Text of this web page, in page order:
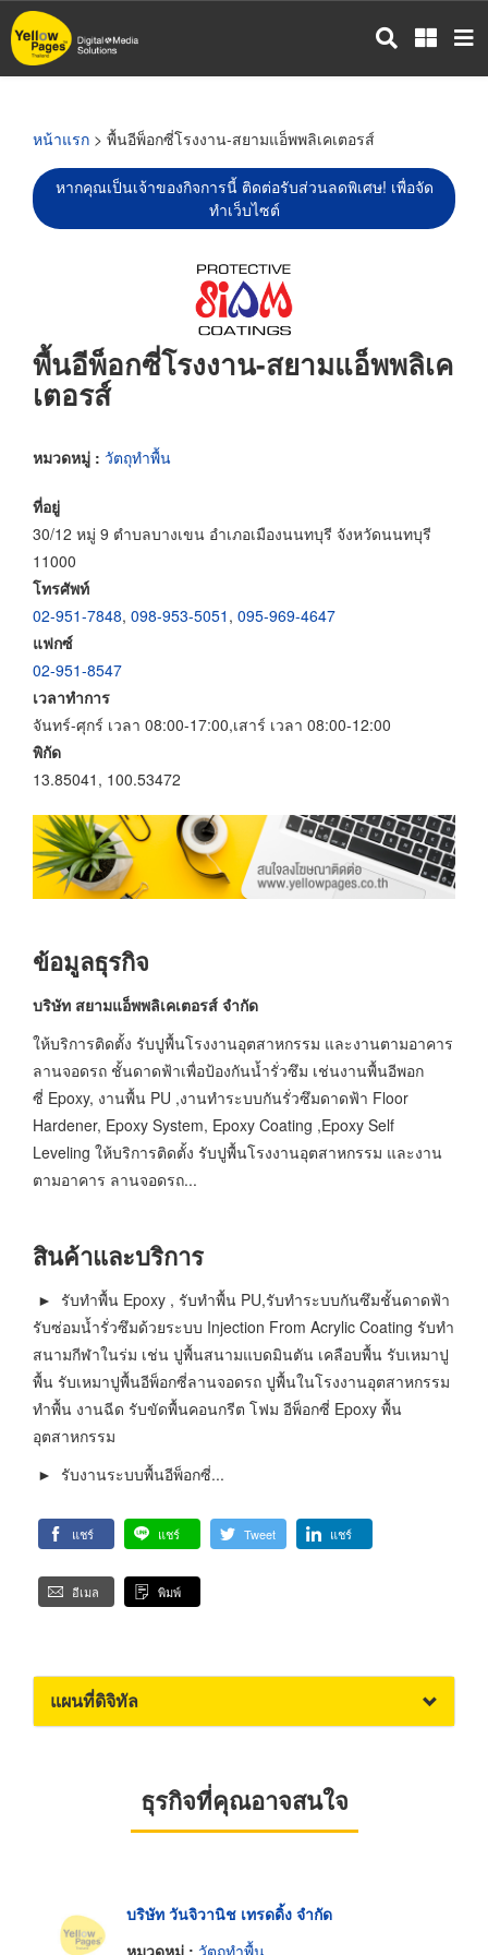
ข้าม
ไป
หน้าแรก > พื้นอีพ็อกซี่โรงงาน-สยามแอ็พพลิเคเตอรส์
หากคุณเป็นเจ้าของกิจการนี้ ติดต่อรับส่วนลดพิเศษ! เพื่อจัด
ทำเว็บไซต์
พื้นอีพ็อกซี่โรงงาน-สยามแอ็พพลิเค
เตอรส์
หมวดหมู่ : วัตถุทำพื้น
ที่อยู่
30/12 หมู่ 9 ตำบลบางเขน อำเภอเมืองนนทบุรี จังหวัดนนทบุรี
11000
โทรศัพท์
02-951-7848, 098-953-5051 , 095-969-4647
แฟกซ์
02-951-8547
เวลาทำการ
จันทร์-ศุกร์ เวลา 08:00-17:00,เสาร์ เวลา 08:00-12:00
พิกัด
13.85041, 100.53472
ข้อมูลธุรกิจ
บริษัท สยามแอ็พพลิเคเตอรส์ จำกัด
ให้บริการติดตั้ง รับปูพื้นโรงงานอุตสาหกรรม และงานตามอาคาร
ลานจอดรถ ชั้นดาดฟ้าเพื่อป้องกันน้ำรั่วซึม เช่นงานพื้นอีพอก
ซี่ Epoxy, งานพื้น PU ,งานทำระบบกันรั่วซึมดาดฟ้า Floor
Hardener, Epoxy System, Epoxy Coating ,Epoxy Self
Leveling ให้บริการติดตั้ง รับปูพื้นโรงงานอุตสาหกรรม และงาน
ตามอาคาร ลานจอดรถ...
สินค้าและบริการ
► รับทำพื้น Epoxy , รับทำพื้น PU,รับทำระบบกันซึมชั้นดาดฟ้า
รับซ่อมน้ำรั่วซึมด้วยระบบ Injection From Acrylic Coating รับทำ
สนามกีฬาในร่ม เช่น ปูพื้นสนามแบดมินตัน เคลือบพื้น รับเหมาปู
พื้น รับเหมาปูพื้นอีพ็อกซี่ลานจอดรถ ปูพื้นในโรงงานอุตสาหกรรม
ทำพื้น งานฉีด รับขัดพื้นคอนกรีต โฟม อีพ็อกซี่ Epoxy พื้น
อุตสาหกรรม
► รับงานระบบพื้นอีพ็อกซี่...
แชร์ แชร์ Tweet แชร์
อีเมล พิมพ์
แผนที่ดิจิทัล
ธุรกิจที่คุณอาจสนใจ
บริษัท วันจิวานิช เทรดดิ้ง จำกัด
หมวดหมู่ : วัตถุทำพื้น